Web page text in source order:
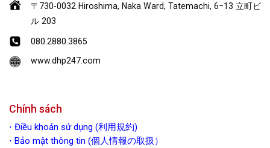
〒730-0032 Hiroshima, Naka Ward, Tatemachi, 6−13 立町ビ
ル 203
080.2880.3865
www.dhp247.com
Chính sách
⋅ Điều khoản sử dụng (利用規約)
⋅ Bảo mật thông tin (個人情報の取扱）